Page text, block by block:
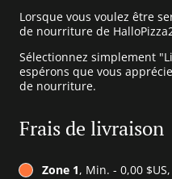
Lorsque vous voulez être
de nourriture de
Sélectionnez simplement
espérons que vous
de nourriture.
Frais de livraison
Zone 1, Min. - 0,00